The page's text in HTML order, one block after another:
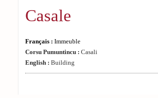
Casale
Français : Immeuble
Corsu Pumuntincu : Casali
English : Building